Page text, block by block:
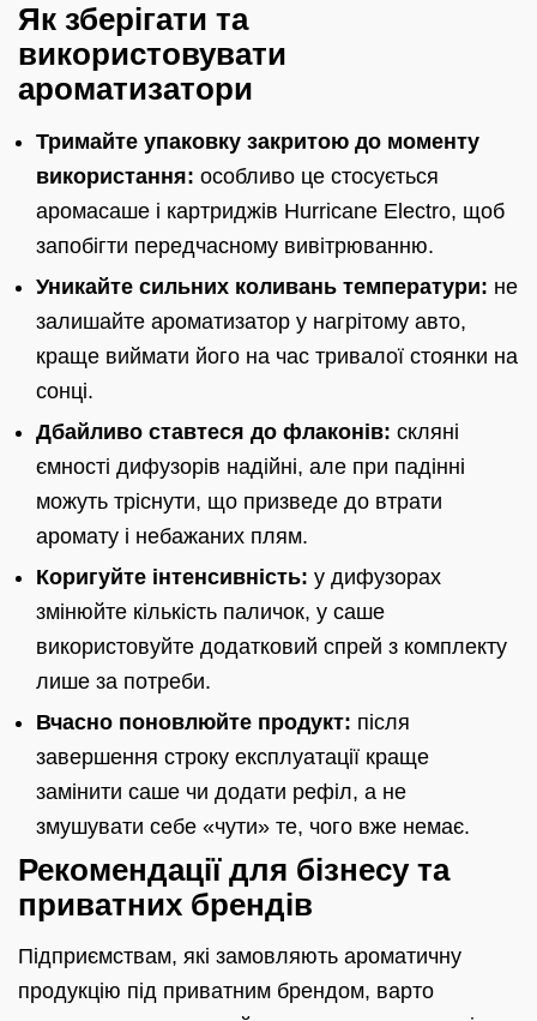
Як зберігати та
використовувати
ароматизатори
Тримайте упаковку закритою до моменту
використання: особливо це стосується
аромасаше і картриджів Hurricane Electro, щоб
запобігти передчасному вивітрюванню.
Уникайте сильних коливань температури: не
залишайте ароматизатор у нагрітому авто,
краще виймати його на час тривалої стоянки на
сонці.
Дбайливо ставтеся до флаконів: скляні
ємності дифузорів надійні, але при падінні
можуть тріснути, що призведе до втрати
аромату і небажаних плям.
Коригуйте інтенсивність: у дифузорах
змінюйте кількість паличок, у саше
використовуйте додатковий спрей з комплекту
лише за потреби.
Вчасно поновлюйте продукт: після
завершення строку експлуатації краще
замінити саше чи додати рефіл, а не
змушувати себе «чути» те, чого вже немає.
Рекомендації для бізнесу та
приватних брендів
Підприємствам, які замовляють ароматичну
продукцію під приватним брендом, варто